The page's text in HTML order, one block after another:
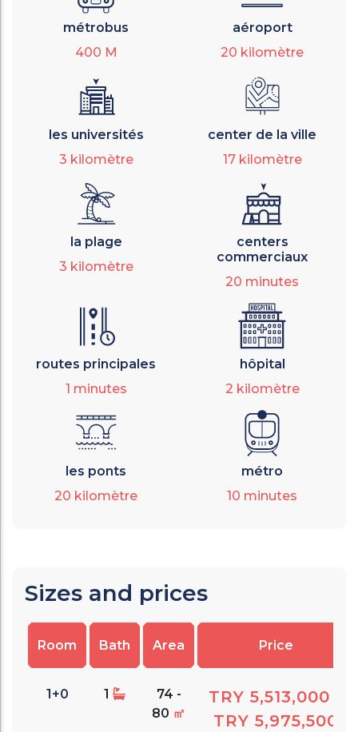
métrobus
400 M
aéroport
20 kilomètre
les universités
3 kilomètre
center de la ville
17 kilomètre
la plage
3 kilomètre
centers
commerciaux
20 minutes
routes principales
1 minutes
hôpital
2 kilomètre
les ponts
20 kilomètre
métro
10 minutes
Sizes and prices
Room Bath Area Price
1+0 1
74 -
80 ㎡
TRY 5,513,000
TRY 5,975,500